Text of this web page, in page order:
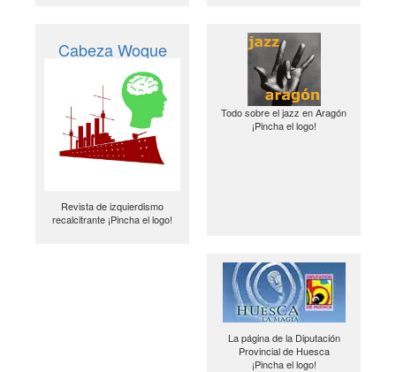
Cabeza Woque
Revista de izquierdismo
recalcitrante ¡Pincha el logo!
Todo sobre el jazz en Aragón
¡Pincha el logo!
La página de la Diputación
Provincial de Huesca
¡Pincha el logo!